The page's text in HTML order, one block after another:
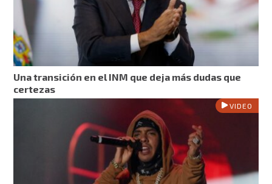
Una transición en el INM que deja más dudas que
certezas
VIDEO